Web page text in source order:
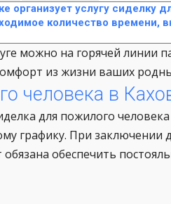
организует услугу сиделку
количество времени,
можно на горячей линии
из жизни ваших
человека в
для пожилого
графику. При заключении
обеспечить